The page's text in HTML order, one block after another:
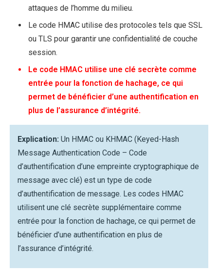
attaques de l’homme du milieu.
Le code HMAC utilise des protocoles tels que SSL
ou TLS pour garantir une confidentialité de couche
session.
Le code HMAC utilise une clé secrète comme
entrée pour la fonction de hachage, ce qui
permet de bénéficier d’une authentification en
plus de l’assurance d’intégrité.
Explication: Un HMAC ou KHMAC (Keyed-Hash
Message Authentication Code – Code
d’authentification d’une empreinte cryptographique de
message avec clé) est un type de code
d’authentification de message. Les codes HMAC
utilisent une clé secrète supplémentaire comme
entrée pour la fonction de hachage, ce qui permet de
bénéficier d’une authentification en plus de
l’assurance d’intégrité.